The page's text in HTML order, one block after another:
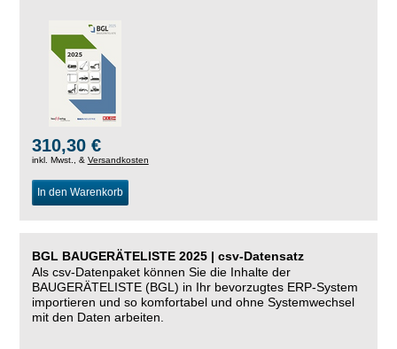
310,30 €
inkl. Mwst., & Versandkosten
In den Warenkorb
BGL BAUGERÄTELISTE 2025 | csv-Datensatz
Als csv-Datenpaket können Sie die Inhalte der
BAUGERÄTELISTE (BGL) in Ihr bevorzugtes ERP-System
importieren und so komfortabel und ohne Systemwechsel
mit den Daten arbeiten.